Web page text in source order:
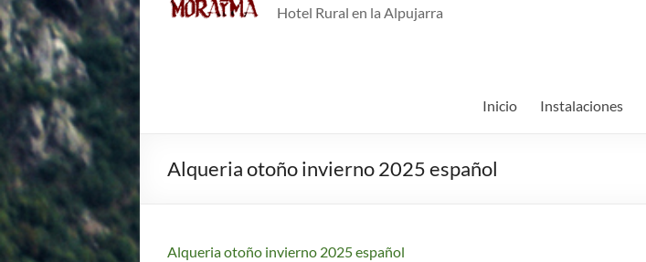
Hotel Rural en la Alpujarra
Inicio Instalaciones
Alqueria otoño invierno 2025 español
Alqueria otoño invierno 2025 español